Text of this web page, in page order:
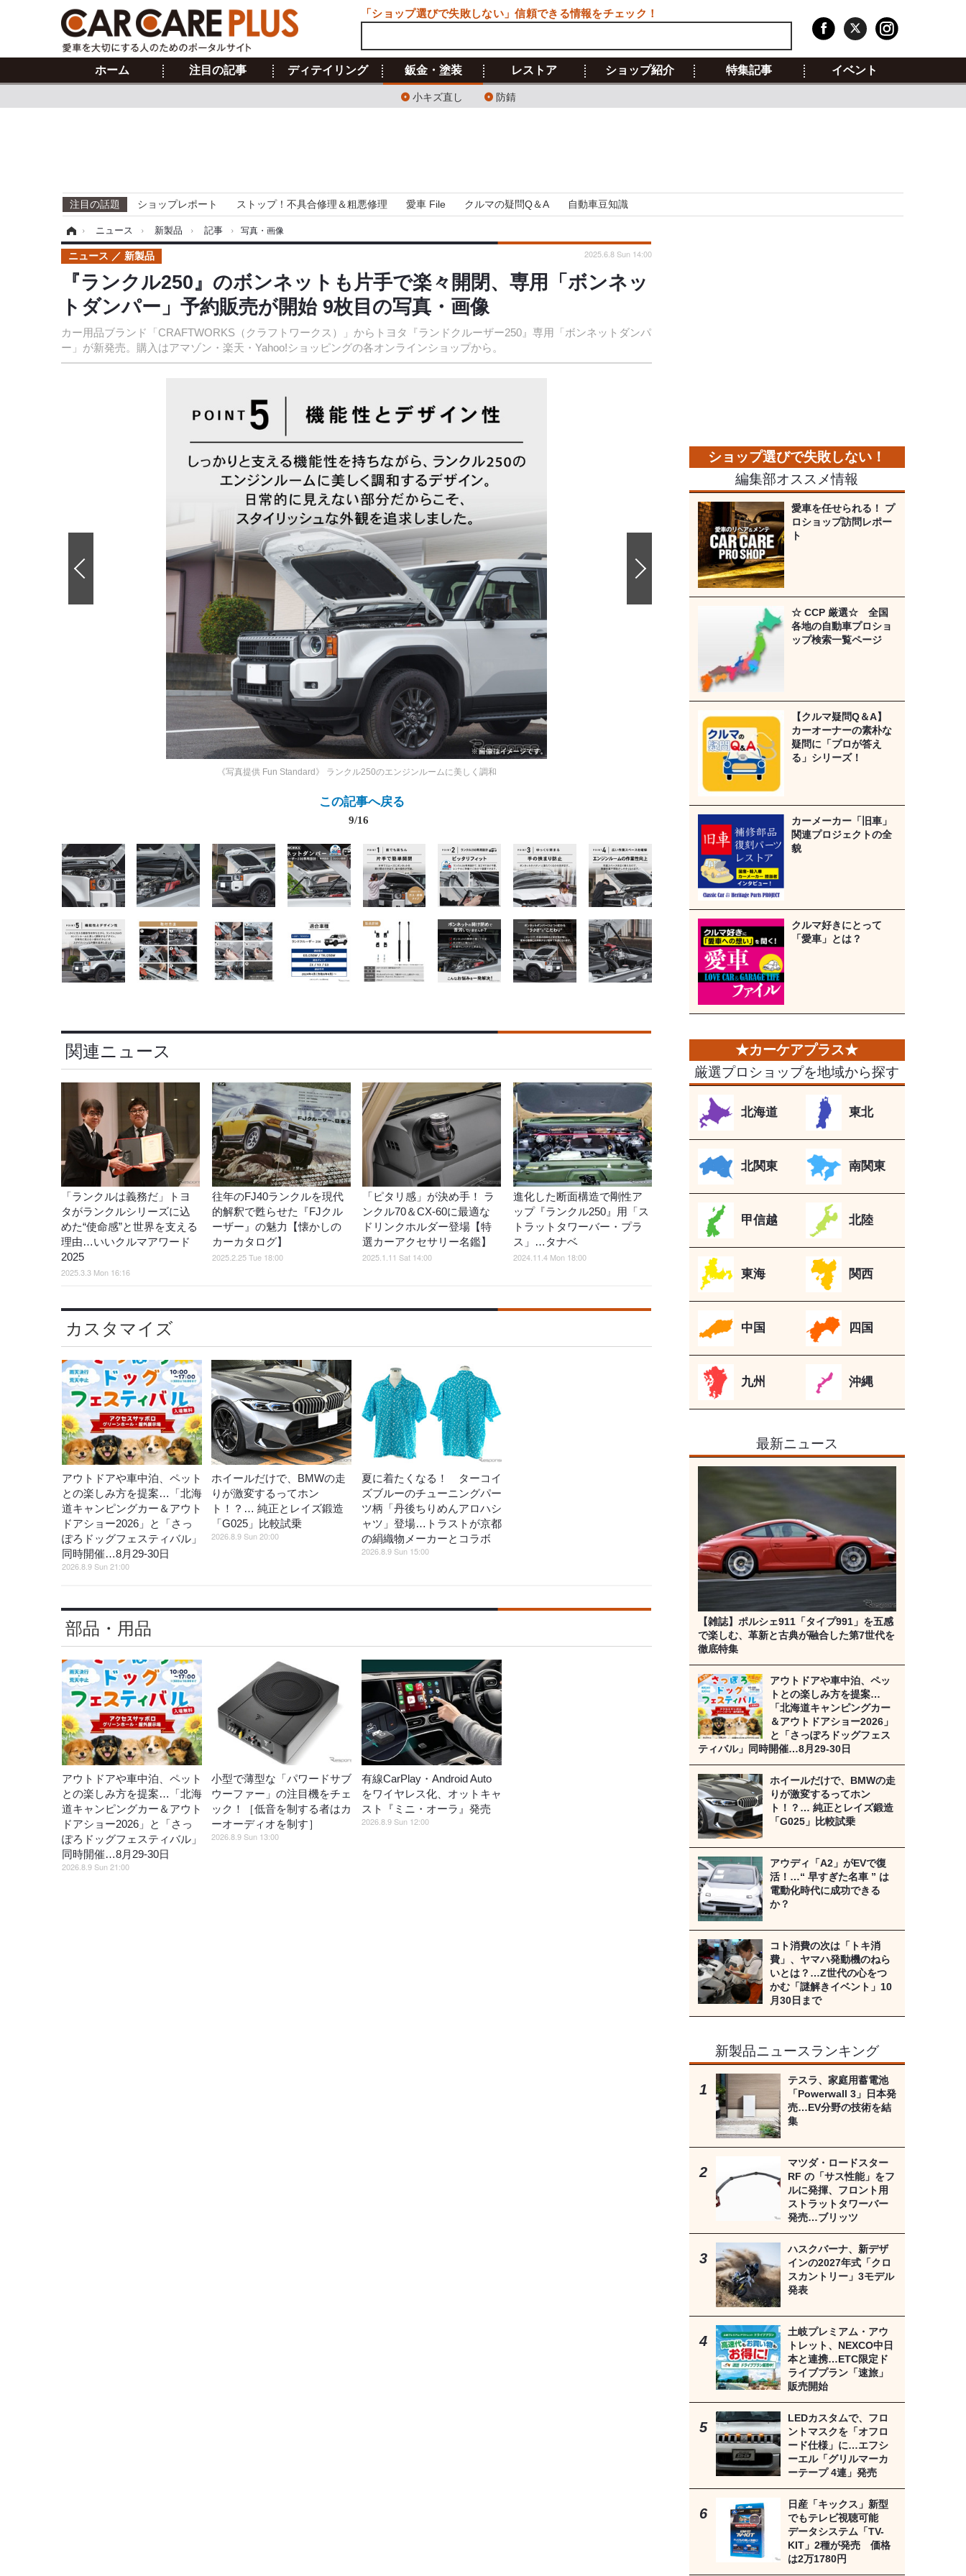
ホーム 注目の記事 ディテイリング 鈑金・塗装
小キズ直し 防錆
レストア ショップ紹介 特集記事 イベント
注目の話題 ショップレポート ストップ！不具合修理＆粗悪修理 愛車 File クルマの疑問Q＆A 自動車豆知識
› ニュース › 新製品 › 記事 › 写真・画像
『ランクル250』のボンネットも片手で楽々開閉、専用「ボンネッ
トダンパー」予約販売が開始 9枚目の写真・画像
カー用品ブランド「CRAFTWORKS（クラフトワークス）」からトヨタ『ランドクルーザー250』専用「ボンネットダンパ
ー」が新発売。購入はアマゾン・楽天・Yahoo!ショッピングの各オンラインショップから。
ニュース 新製品 2025.6.8 Sun 14:00
《写真提供 Fun Standard》 ランクル250のエンジンルームに美しく調和
この記事へ戻る
9/16
関連ニュース
「ランクルは義務だ」トヨ
タがランクルシリーズに込
めた“使命感”と世界を支える
理由…いいクルマアワード
2025
2025.3.3 Mon 16:16
往年のFJ40ランクルを現代
的解釈で甦らせた『FJクル
ーザー』の魅力【懐かしの
カーカタログ】
2025.2.25 Tue 18:00
「ピタリ感」が決め手！ ラ
ンクル70＆CX-60に最適な
ドリンクホルダー登場【特
選カーアクセサリー名鑑】
2025.1.11 Sat 14:00
進化した断面構造で剛性ア
ップ『ランクル250』用「ス
トラットタワーバー・プラ
ス」…タナベ
2024.11.4 Mon 18:00
カスタマイズ
アウトドアや車中泊、ペット
との楽しみ方を提案…「北海
道キャンピングカー＆アウト
ドアショー2026」と「さっ
ぽろドッグフェスティバル」
同時開催…8月29‐30日
2026.8.9 Sun 21:00
ホイールだけで、BMWの走
りが激変するってホン
ト！？… 純正とレイズ鍛造
「G025」比較試乗
2026.8.9 Sun 20:00
夏に着たくなる！ ターコイ
ズブルーのチューニングパー
ツ柄「丹後ちりめんアロハシ
ャツ」登場…トラストが京都
の絹織物メーカーとコラボ
2026.8.9 Sun 15:00
部品・用品
アウトドアや車中泊、ペット
との楽しみ方を提案…「北海
道キャンピングカー＆アウト
ドアショー2026」と「さっ
ぽろドッグフェスティバル」
同時開催…8月29‐30日
2026.8.9 Sun 21:00
小型で薄型な「パワードサブ
ウーファー」の注目機をチェ
ック！［低音を制する者はカ
ーオーディオを制す］
2026.8.9 Sun 13:00
有線CarPlay・Android Auto
をワイヤレス化、オットキャ
スト『ミニ・オーラ』発売
2026.8.9 Sun 12:00
編集部オススメ情報
愛車を任せられる！ プ
ロショップ訪問レポー
ト
☆ CCP 厳選☆ 全国
各地の自動車プロショ
ップ検索一覧ページ
【クルマ疑問Q＆A】
カーオーナーの素朴な
疑問に「プロが答え
る」シリーズ！
カーメーカー「旧車」
関連プロジェクトの全
貌
クルマ好きにとって
「愛車」とは？
厳選プロショップを地域から探す
北海道 東北
北関東 南関東
甲信越 北陸
東海 関西
中国 四国
九州 沖縄
最新ニュース
【雑誌】ポルシェ911「タイプ991」を五感
で楽しむ、革新と古典が融合した第7世代を
徹底特集
アウトドアや車中泊、ペッ
トとの楽しみ方を提案…
「北海道キャンピングカー
＆アウトドアショー2026」
と「さっぽろドッグフェス
ティバル」同時開催…8月29‐30日
ホイールだけで、BMWの走
りが激変するってホン
ト！？… 純正とレイズ鍛造
「G025」比較試乗
アウディ「A2」がEVで復
活！…“ 早すぎた名車 ” は
電動化時代に成功できる
か？
コト消費の次は「トキ消
費」、ヤマハ発動機のねら
いとは？…Z世代の心をつ
かむ「謎解きイベント」10
月30日まで
新製品ニュースランキング
テスラ、家庭用蓄電池
「Powerwall 3」日本発
売…EV分野の技術を結
集
マツダ・ロードスター
RF の「サス性能」をフ
ルに発揮、フロント用
ストラットタワーバー
発売…ブリッツ
ハスクバーナ、新デザ
インの2027年式「クロ
スカントリー」3モデル
発表
土岐プレミアム・アウ
トレット、NEXCO中日
本と連携…ETC限定ド
ライブプラン「速旅」
販売開始
LEDカスタムで、フロ
ントマスクを「オフロ
ード仕様」に…エフシ
ーエル「グリルマーカ
ーテープ 4連」発売
日産「キックス」新型
でもテレビ視聴可能
データシステム「TV-
KIT」2種が発売 価格
は2万1780円
「ショップ選びで失敗しない」信頼できる情報をチェック！